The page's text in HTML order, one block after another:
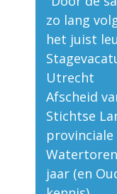
zo lang
het juist
Utrecht
Afscheid
Stichtse
jaar (en